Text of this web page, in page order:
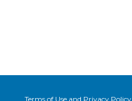
Terms of Use and Privacy Policy